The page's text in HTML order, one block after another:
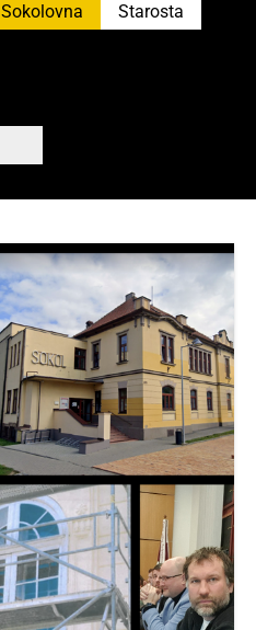
Sokolovna
Starosta